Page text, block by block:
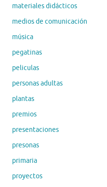
materiales didácticos
medios de comunicación
música
pegatinas
peliculas
personas adultas
plantas
premios
presentaciones
presonas
primaria
proyectos